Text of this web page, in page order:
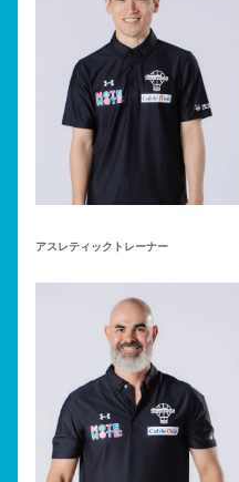
アスレティックトレーナー